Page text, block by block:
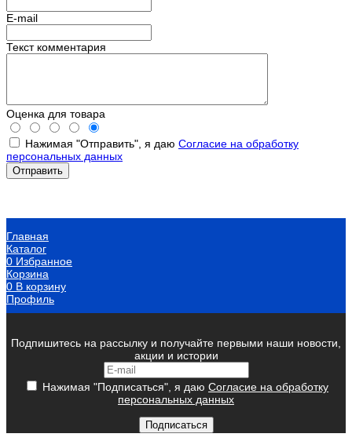
E-mail
Текст комментария
Оценка для товара
Нажимая "Отправить", я даю Согласие на обработку
персональных данных
Главная
Каталог
0 Избранное
Корзина
0 В корзину
Профиль
Подпишитесь на рассылку и получайте первыми наши новости,
акции и истории
Нажимая "Подписаться", я даю Согласие на обработку
персональных данных
Подписаться